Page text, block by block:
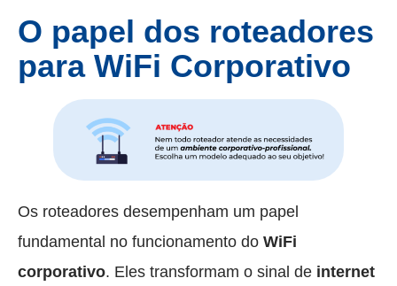
O papel dos roteadores
para WiFi Corporativo
Os roteadores desempenham um papel
fundamental no funcionamento do WiFi
corporativo. Eles transformam o sinal de internet